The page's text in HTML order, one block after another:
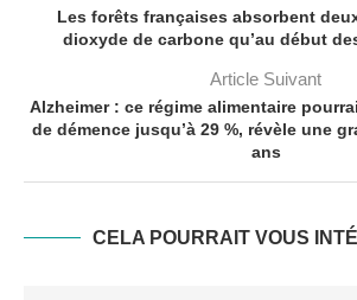
Les forêts françaises absorbent
dioxyde de carbone qu’au début
Article Suivant
Alzheimer : ce régime alimentaire
de démence jusqu’à 29 %, révèle une
ans
CELA POURRAIT VOUS